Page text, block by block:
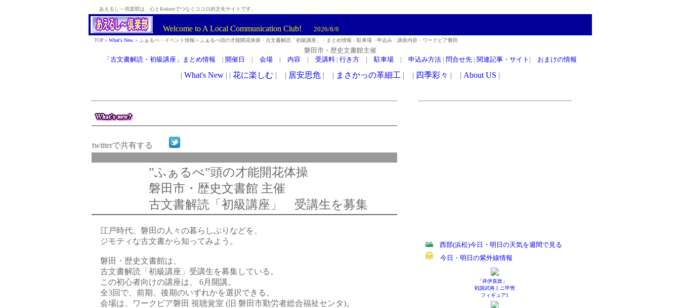
あえるし～倶楽部は、心とKokoroでつなぐココロ的文化サイトです。
Welcome to A Local Communication Club! 2026/8/6
TOP＞What's New. ＞ふぁるべ・イベント情報＞ふぁるべ頭の才能開花体操・古文書解読「初級講座」・まとめ情報・駐車場・申込み・講座内容・ワークピア磐田
磐田市・歴史文書館主催
「古文書解読・初級講座」まとめ情報 | 開催日 | 会場| 内容| 受講料| 行き方|駐車場| 申込み方法| 問合せ先| 関連記事・サイト | おまけの情報
twitterで共有する
”ふぁるべ”頭の才能開花体操
磐田市・歴史文書館 主催
古文書解読「初級講座」 受講生を募集
江戸時代、磐田の人々の暮らしぶりなどを、
ジモティな古文書から知ってみよう。
磐田・歴史文書館は、
古文書解読「初級講座」受講生を募集している。
この初心者向けの講座は、 6月開講。
全3回で、前期、後期のいずれかを選択できる。
会場は、ワークピア磐田 視聴覚室 (旧 磐田市勤労者総合福祉センタ)。
西部(浜松)今日・明日の天気を週間で見る
今日・明日の紫外線情報
「井伊直政」
戦国武将ミニ甲冑
フィギュア1